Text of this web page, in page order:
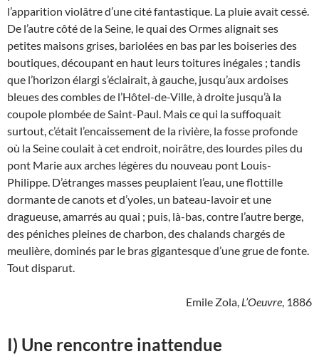
l’apparition violâtre d’une cité fantastique. La pluie avait cessé.
De l’autre côté de la Seine, le quai des Ormes alignait ses
petites maisons grises, bariolées en bas par les boiseries des
boutiques, découpant en haut leurs toitures inégales ; tandis
que l’horizon élargi s’éclairait, à gauche, jusqu’aux ardoises
bleues des combles de l’Hôtel-de-Ville, à droite jusqu’à la
coupole plombée de Saint-Paul. Mais ce qui la suffoquait
surtout, c’était l’encaissement de la rivière, la fosse profonde
où la Seine coulait à cet endroit, noirâtre, des lourdes piles du
pont Marie aux arches légères du nouveau pont Louis-
Philippe. D’étranges masses peuplaient l’eau, une flottille
dormante de canots et d’yoles, un bateau-lavoir et une
dragueuse, amarrés au quai ; puis, là-bas, contre l’autre berge,
des péniches pleines de charbon, des chalands chargés de
meulière, dominés par le bras gigantesque d’une grue de fonte.
Tout disparut.
Emile Zola, L’Oeuvre, 1886
I) Une rencontre inattendue